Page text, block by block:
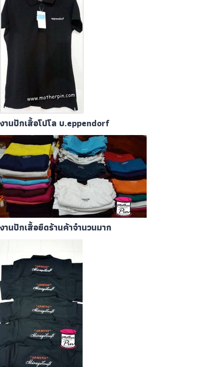
งานปักเสื้อโปโล บ.eppendorf
งานปักเสื้อยืดร้านค้าจำนวนมาก